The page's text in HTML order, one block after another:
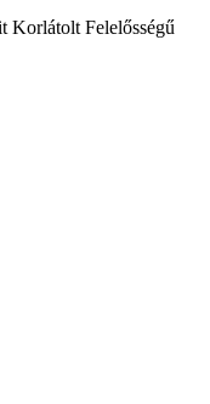
Felelősségű